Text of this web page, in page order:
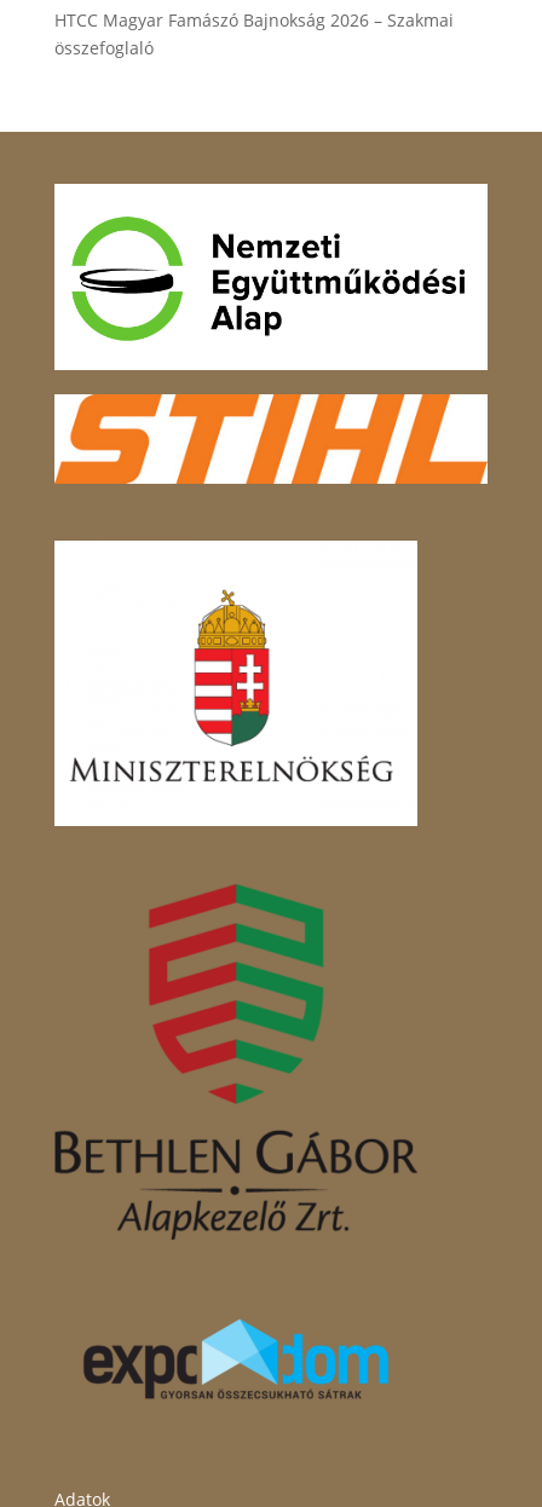
HTCC Magyar Famászó Bajnokság 2026 – Szakmai
összefoglaló
Adatok